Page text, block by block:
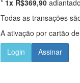
* 1x R$369,90
Todas as transações
A ativação por cartão
Login
Assinar